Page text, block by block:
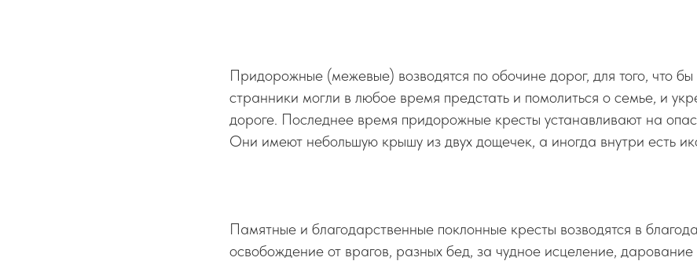
Придорожные (межевые) возводятся по обочине дорог, для того, что бы
странники могли в любое время предстать и помолиться о семье, и
дороге. Последнее время придорожные кресты устанавливают на
Они имеют небольшую крышу из двух дощечек, а иногда внутри есть
Памятные и благодарственные поклонные кресты возводятся в
освобождение от врагов, разных бед, за чудное исцеление,